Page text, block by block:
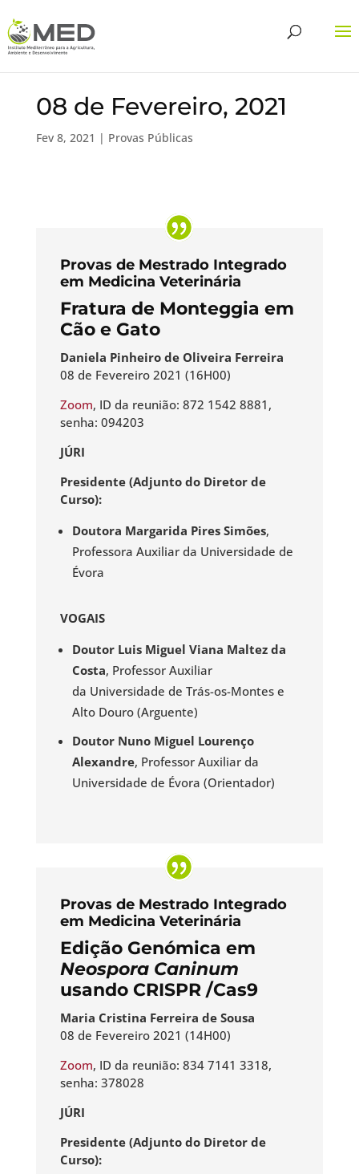
08 de Fevereiro, 2021
Fev 8, 2021 | Provas Públicas
Provas de Mestrado Integrado
em Medicina Veterinária
Fratura de Monteggia em
Cão e Gato
Daniela Pinheiro de Oliveira Ferreira
08 de Fevereiro 2021 (16H00)
Zoom, ID da reunião: 872 1542 8881,
senha: 094203
JÚRI
Presidente (Adjunto do Diretor de
Curso):
Doutora Margarida Pires Simões,
Professora Auxiliar da Universidade de
Évora
VOGAIS
Doutor Luis Miguel Viana Maltez da
Costa, Professor Auxiliar
da Universidade de Trás-os-Montes e
Alto Douro (Arguente)
Doutor Nuno Miguel Lourenço
Alexandre, Professor Auxiliar da
Universidade de Évora (Orientador)
Provas de Mestrado Integrado
em Medicina Veterinária
Edição Genómica em
Neospora Caninum
usando CRISPR /Cas9
Maria Cristina Ferreira de Sousa
08 de Fevereiro 2021 (14H00)
Zoom, ID da reunião: 834 7141 3318,
senha: 378028
JÚRI
Presidente (Adjunto do Diretor de
Curso):